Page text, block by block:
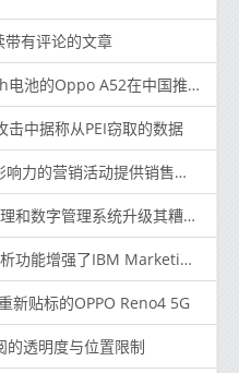
有评论的文章
池的Oppo A52在中国推出
中据称从PEI窃取的数据
营销活动提供销售和收入衡量
数字管理系统升级其糟糕的IT
增强了IBM Marketing Cloud
新贴标的OPPO Reno4 5G
的透明度与位置限制